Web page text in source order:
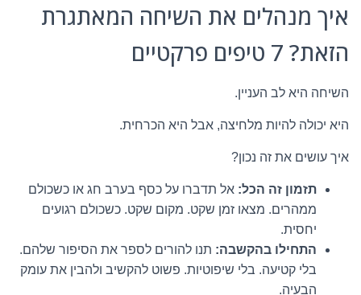
איך מנהלים את השיחה המאתגרת
הזאת? 7 טיפים פרקטיים
השיחה היא לב העניין.
היא יכולה להיות מלחיצה, אבל היא הכרחית.
איך עושים את זה נכון?
תזמון זה הכל: אל תדברו על כסף בערב חג או כשכולם
ממהרים. מצאו זמן שקט. מקום שקט. כשכולם רגועים
יחסית.
התחילו בהקשבה: תנו להורים לספר את הסיפור שלהם.
בלי קטיעה. בלי שיפוטיות. פשוט להקשיב ולהבין את עומק
הבעיה.